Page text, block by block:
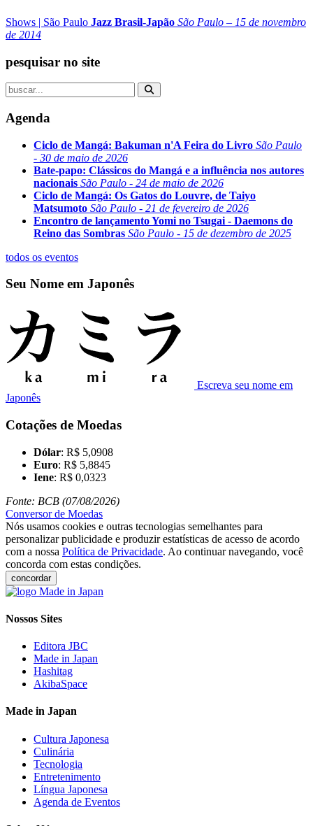
Shows | São Paulo Jazz Brasil-Japão São Paulo – 15 de novembro
de 2014
pesquisar no site
Agenda
Ciclo de Mangá: Bakuman n'A Feira do Livro São Paulo
- 30 de maio de 2026
Bate-papo: Clássicos do Mangá e a influência nos autores
nacionais São Paulo - 24 de maio de 2026
Ciclo de Mangá: Os Gatos do Louvre, de Taiyo
Matsumoto São Paulo - 21 de fevereiro de 2026
Encontro de lançamento Yomi no Tsugai - Daemons do
Reino das Sombras São Paulo - 15 de dezembro de 2025
todos os eventos
Seu Nome em Japonês
Escreva seu nome em
Japonês
Cotações de Moedas
Dólar: R$ 5,0908
Euro: R$ 5,8845
Iene: R$ 0,0323
Fonte: BCB (07/08/2026)
Conversor de Moedas
Nós usamos cookies e outras tecnologias semelhantes para
personalizar publicidade e produzir estatísticas de acesso de acordo
com a nossa Política de Privacidade. Ao continuar navegando, você
concorda com estas condições.
concordar
Nossos Sites
Editora JBC
Made in Japan
Hashitag
AkibaSpace
Made in Japan
Cultura Japonesa
Culinária
Tecnologia
Entretenimento
Língua Japonesa
Agenda de Eventos